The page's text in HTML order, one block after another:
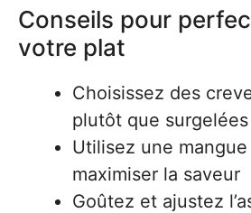
Conseils pour
votre plat
Choisissez des
plutôt que surgelées
Utilisez une
maximiser la saveur
Goûtez et ajustez